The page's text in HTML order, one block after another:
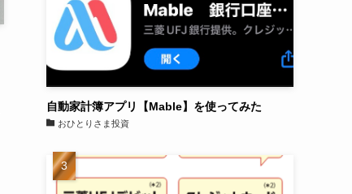
自動家計簿アプリ【Mable】を使ってみた
おひとりさま投資